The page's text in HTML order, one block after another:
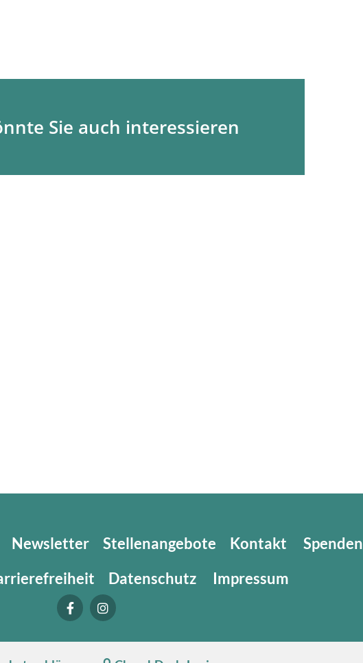
Sie auch interessieren
Newsletter Stellenangebote Kontakt
Spenden
Datenschutz Impressum